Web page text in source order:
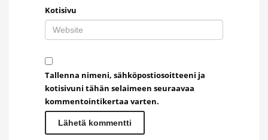
Kotisivu
Tallenna nimeni, sähköpostiosoitteeni ja
kotisivuni tähän selaimeen seuraavaa
kommentointikertaa varten.